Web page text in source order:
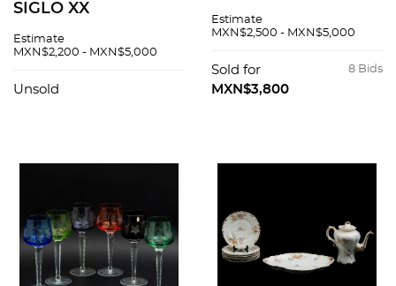
SIGLO XX
verde de uranio
Decorado con
Estimate
MXN$2,200 - MXN$5,000
Unsold
rojo Diseño orgánico
personas 5 tamaños
diferentes...
Estimate
MXN$2,500 - MXN$5,000
8 Bids
Sold for
MXN$3,800